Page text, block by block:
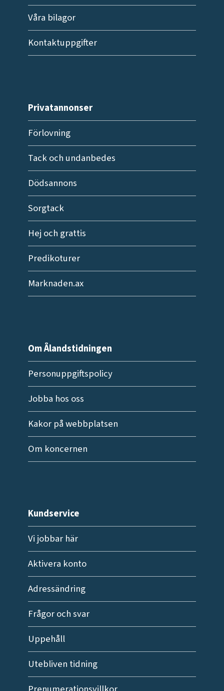
Våra bilagor
Kontaktuppgifter
Privatannonser
Förlovning
Tack och undanbedes
Dödsannons
Sorgtack
Hej och grattis
Predikoturer
Marknaden.ax
Om Ålandstidningen
Personuppgiftspolicy
Jobba hos oss
Kakor på webbplatsen
Om koncernen
Kundservice
Vi jobbar här
Aktivera konto
Adressändring
Frågor och svar
Uppehåll
Utebliven tidning